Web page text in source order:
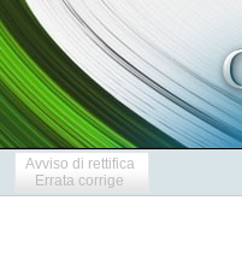
Avviso di rettifica
Errata corrige